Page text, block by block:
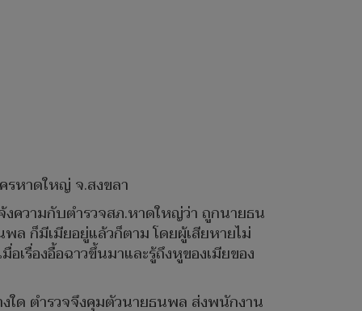
รหาดใหญ่ จ.สงขลา
ความกับตำรวจสภ.หาดใหญ่ว่า ถูกนายธน
ก็มีเมียอยู่แล้วก็ตาม โดยผู้เสียหายไม่
เรื่องอื้อฉาวขึ้นมาและรู้ถึงหูของเมียของ
ใด ตำรวจจึงคุมตัวนายธนพล ส่งพนักงาน